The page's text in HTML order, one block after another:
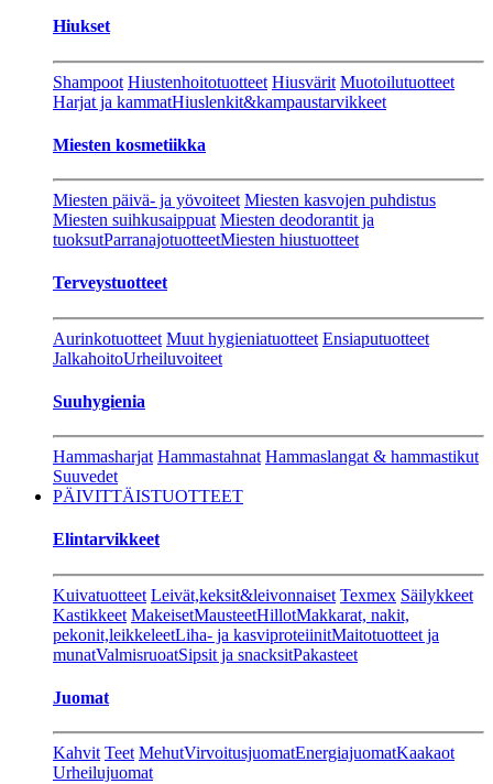
Hiukset
Shampoot Hiustenhoitotuotteet Hiusvärit Muotoilutuotteet
Harjat ja kammatHiuslenkit&kampaustarvikkeet
Miesten kosmetiikka
Miesten päivä- ja yövoiteet Miesten kasvojen puhdistus
Miesten suihkusaippuat Miesten deodorantit ja
tuoksutParranajotuotteetMiesten hiustuotteet
Terveystuotteet
Aurinkotuotteet Muut hygieniatuotteet Ensiaputuotteet
JalkahoitoUrheiluvoiteet
Suuhygienia
Hammasharjat Hammastahnat Hammaslangat & hammastikut
Suuvedet
PÄIVITTÄISTUOTTEET
Elintarvikkeet
Kuivatuotteet Leivät,keksit&leivonnaiset Texmex Säilykkeet
Kastikkeet MakeisetMausteetHillotMakkarat, nakit,
pekonit,leikkeleetLiha- ja kasviproteiinitMaitotuotteet ja
munatValmisruoatSipsit ja snacksitPakasteet
Juomat
Kahvit Teet MehutVirvoitusjuomatEnergiajuomatKaakaot
Urheilujuomat